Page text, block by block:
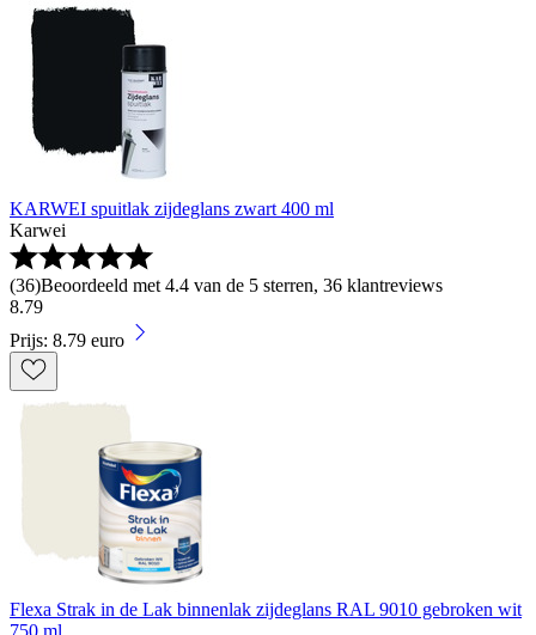
KARWEI spuitlak zijdeglans zwart 400 ml
Karwei
(36)Beoordeeld met 4.4 van de 5 sterren, 36 klantreviews
8.79
Prijs: 8.79 euro
Flexa Strak in de Lak binnenlak zijdeglans RAL 9010 gebroken wit